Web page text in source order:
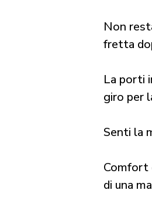
Non
fretta
La porti
giro per
Senti la
Comfort
di una